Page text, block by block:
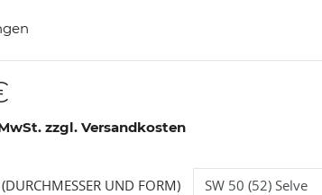
zzgl. Versandkosten
UND FORM)